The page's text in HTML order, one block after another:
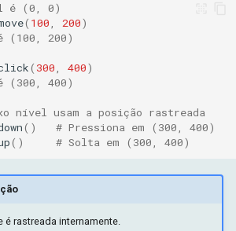
é (0, 0)
( 100, 200)
(100, 200)
( 300, 400)
(300, 400)
nível usam a posição rastreada
()
# Pressiona em (300, 400)
() # Solta em (300, 400)
rastreada internamente.